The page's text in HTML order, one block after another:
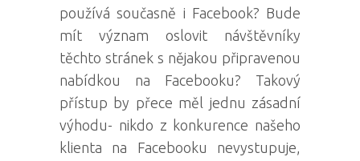
používá současně i Facebook? Bude
mít význam oslovit návštěvníky
těchto stránek s nějakou připravenou
nabídkou na Facebooku? Takový
přístup by přece měl jednu zásadní
výhodu- nikdo z konkurence našeho
klienta na Facebooku nevystupuje,